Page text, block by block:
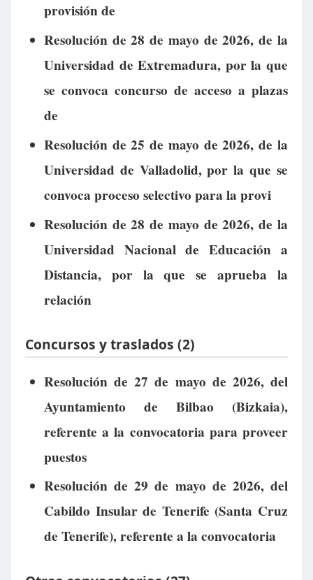
provisión de
Resolución de 28 de mayo de 2026, de la
Universidad de Extremadura, por la que
se convoca concurso de acceso a plazas
de
Resolución de 25 de mayo de 2026, de la
Universidad de Valladolid, por la que se
convoca proceso selectivo para la provi
Resolución de 28 de mayo de 2026, de la
Universidad Nacional de Educación a
Distancia, por la que se aprueba la
relación
Concursos y traslados (2)
Resolución de 27 de mayo de 2026, del
Ayuntamiento de Bilbao (Bizkaia),
referente a la convocatoria para proveer
puestos
Resolución de 29 de mayo de 2026, del
Cabildo Insular de Tenerife (Santa Cruz
de Tenerife), referente a la convocatoria